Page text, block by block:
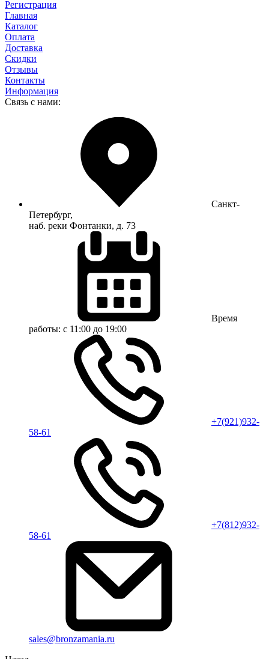
Регистрация
Главная
Каталог
Оплата
Доставка
Скидки
Отзывы
Контакты
Информация
Связь с нами:
Санкт-
Петербург,
наб. реки Фонтанки, д. 73
Время
работы: с 11:00 до 19:00
+7(921)932-
58-61
+7(812)932-
58-61
sales@bronzamania.ru